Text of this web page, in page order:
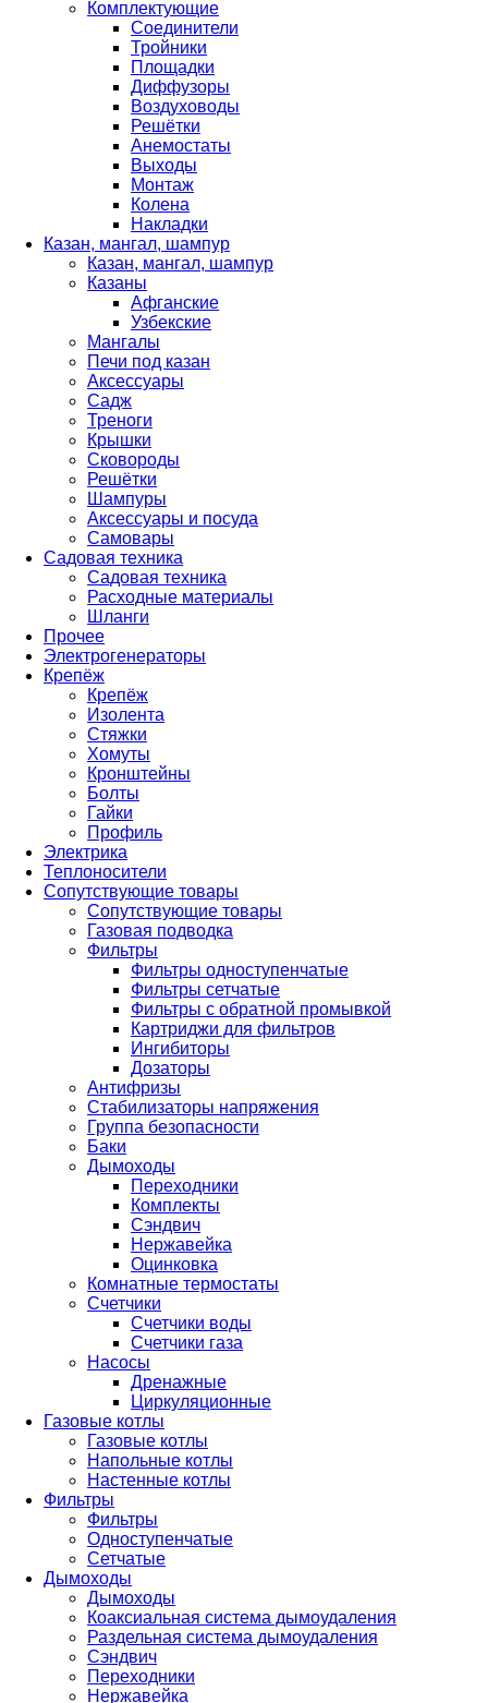
Комплектующие
Соединители
Тройники
Площадки
Диффузоры
Воздуховоды
Решётки
Анемостаты
Выходы
Монтаж
Колена
Накладки
Казан, мангал, шампур
Казан, мангал, шампур
Казаны
Афганские
Узбекские
Мангалы
Печи под казан
Аксессуары
Садж
Треноги
Крышки
Сковороды
Решётки
Шампуры
Аксессуары и посуда
Самовары
Садовая техника
Садовая техника
Расходные материалы
Шланги
Прочее
Электрогенераторы
Крепёж
Крепёж
Изолента
Стяжки
Хомуты
Кронштейны
Болты
Гайки
Профиль
Электрика
Теплоносители
Сопутствующие товары
Сопутствующие товары
Газовая подводка
Фильтры
Фильтры одноступенчатые
Фильтры сетчатые
Фильтры с обратной промывкой
Картриджи для фильтров
Ингибиторы
Дозаторы
Антифризы
Стабилизаторы напряжения
Группа безопасности
Баки
Дымоходы
Переходники
Комплекты
Сэндвич
Нержавейка
Оцинковка
Комнатные термостаты
Счетчики
Счетчики воды
Счетчики газа
Насосы
Дренажные
Циркуляционные
Газовые котлы
Газовые котлы
Напольные котлы
Настенные котлы
Фильтры
Фильтры
Одноступенчатые
Сетчатые
Дымоходы
Дымоходы
Коаксиальная система дымоудаления
Раздельная система дымоудаления
Сэндвич
Переходники
Нержавейка